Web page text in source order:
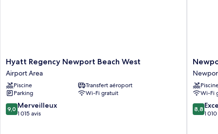
Hyatt
Regency
Newport
Beach
West
Airport
Area
Hyatt Regency Newport Beach West
Airport Area
Piscine
Transfert aéroport
Parking
Wi-Fi gratuit
9.0
sur
9,0 Merveilleux
1 015 avis
Beach
Marriott
Bayview
Beach
Wi-Fi
8.8
sur
8,8
1